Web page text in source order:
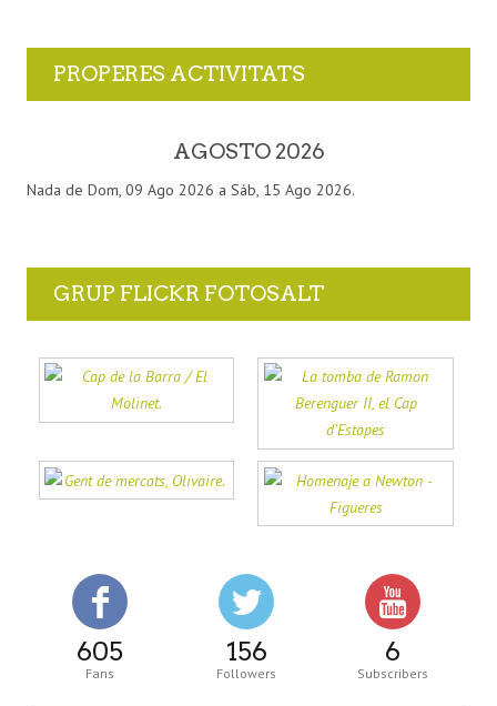
PROPERES ACTIVITATS
AGOSTO 2026
Nada de Dom, 09 Ago 2026 a Sáb, 15 Ago 2026.
GRUP FLICKR FOTOSALT
605
Fans
156
Followers
6
Subscribers